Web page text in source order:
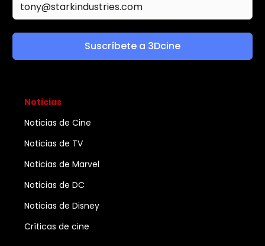
Suscríbete a 3Dcine
Noticias
Noticias de Cine
Noticias de TV
Noticias de Marvel
Noticias de DC
Noticias de Disney
Críticas de cine